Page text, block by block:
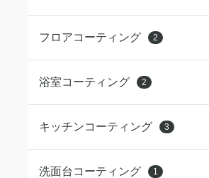
フロアコーティング 2
浴室コーティング 2
キッチンコーティング 3
洗面台コーティング 1